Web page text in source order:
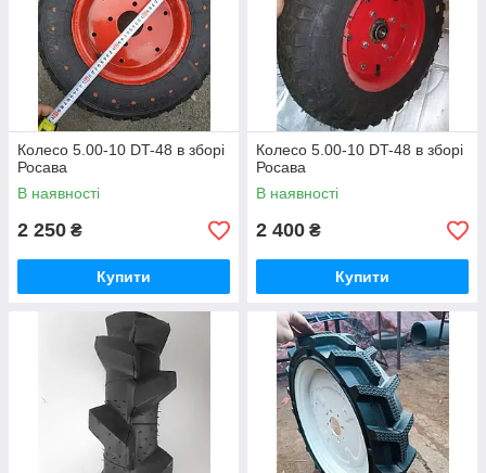
Колесо 5.00-10 DT-48 в зборі
Росава
В наявності
2 250 ₴
Купити
Колесо 5.00-10 DT-48 в зборі
Росава
В наявності
2 400 ₴
Купити